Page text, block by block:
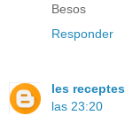
Besos
Responder
les
las 23:20